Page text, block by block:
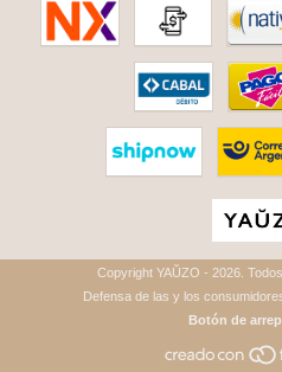
Copyright YAŬZO - 2026.
Defensa de las y los
Botón de